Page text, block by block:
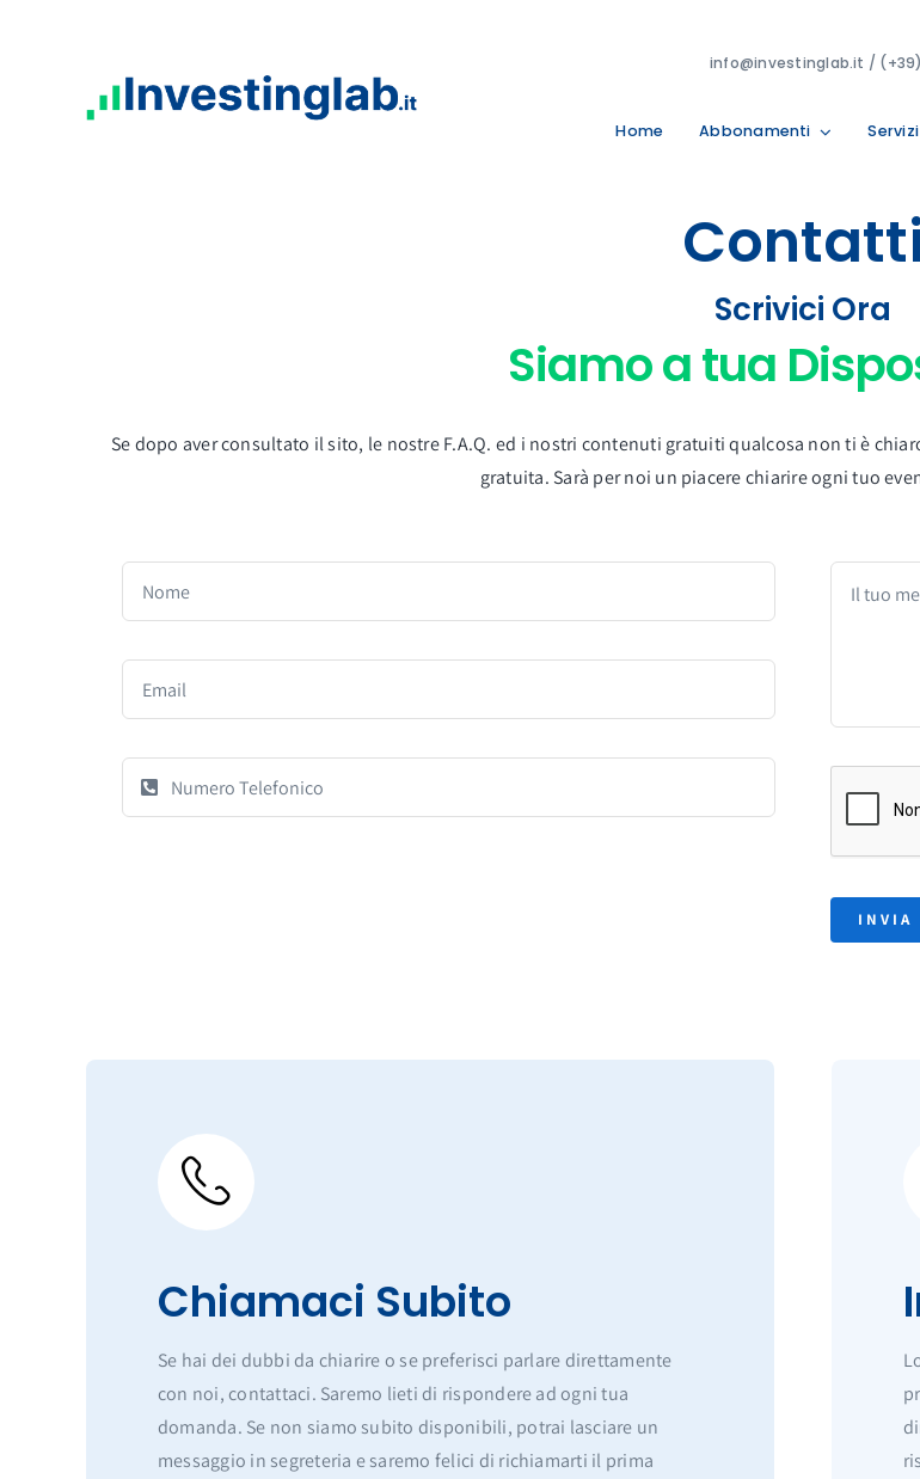
info@investinglab.it /
Home Abbonamenti Servizi
Contatti
Scrivici Ora
Se dopo aver consultato il sito, le nostre F.A.Q. ed i nostri contenuti gratuiti qualcosa non ti è
gratuita. Sarà per noi un piacere chiarire ogni tuo
INVIA
Chiamaci Subito
Se hai dei dubbi da chiarire o se preferisci parlare direttamente
con noi, contattaci. Saremo lieti di rispondere ad ogni tua
domanda. Se non siamo subito disponibili, potrai lasciare un
messaggio in segreteria e saremo felici di richiamarti il prima